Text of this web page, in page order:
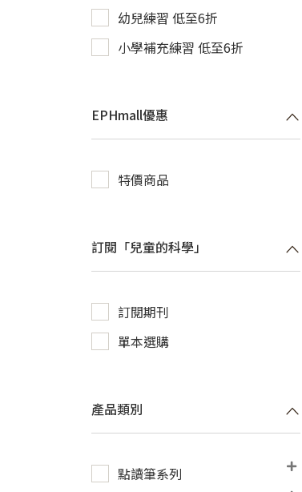
幼兒練習 低至6折
小學補充練習 低至6折
EPHmall優惠
特價商品
訂閱「兒童的科學」
訂閱期刊
單本選購
產品類別
點讀筆系列